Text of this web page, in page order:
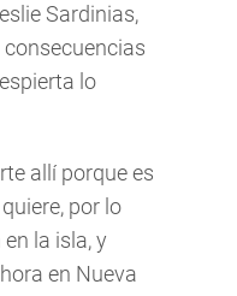
Sardinias,
lo
allí porque es
por lo
la isla, y
en Nueva